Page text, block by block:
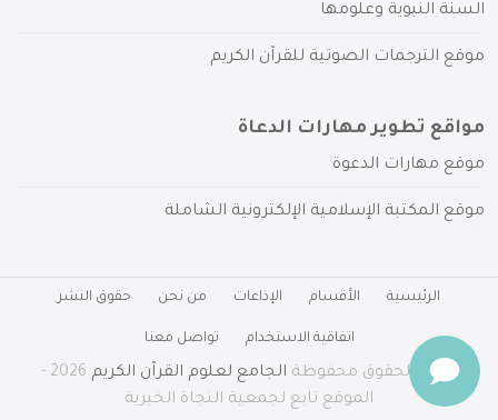
السنة النبوية وعلومها
موقع الترجمات الصوتية للقرآن الكريم
مواقع تطوير مهارات الدعاة
موقع مهارات الدعوة
موقع المكتبة الإسلامية الإلكترونية الشاملة
الرئيسية الأقسام الإذاعات من نحن حقوق النشر
اتفاقية الاستخدام تواصل معنا
جميع الحقوق محفوظة الجامع لعلوم القرآن الكريم
2026 -
الموقع تابع لجمعية النجاة الخيرية